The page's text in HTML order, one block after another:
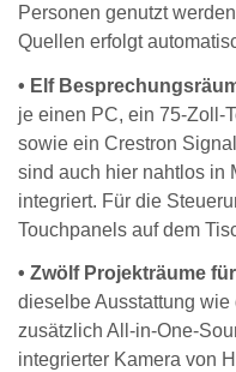
Personen genutzt
Quellen erfolgt
• Elf
je einen PC, ein 75-Zoll-
sowie ein Crestron
sind auch hier nahtlos in
integriert. Für die
Touchpanels auf dem
• Zwölf Projekträume
dieselbe Ausstattung
zusätzlich All-in-One-
integrierter Kamera von